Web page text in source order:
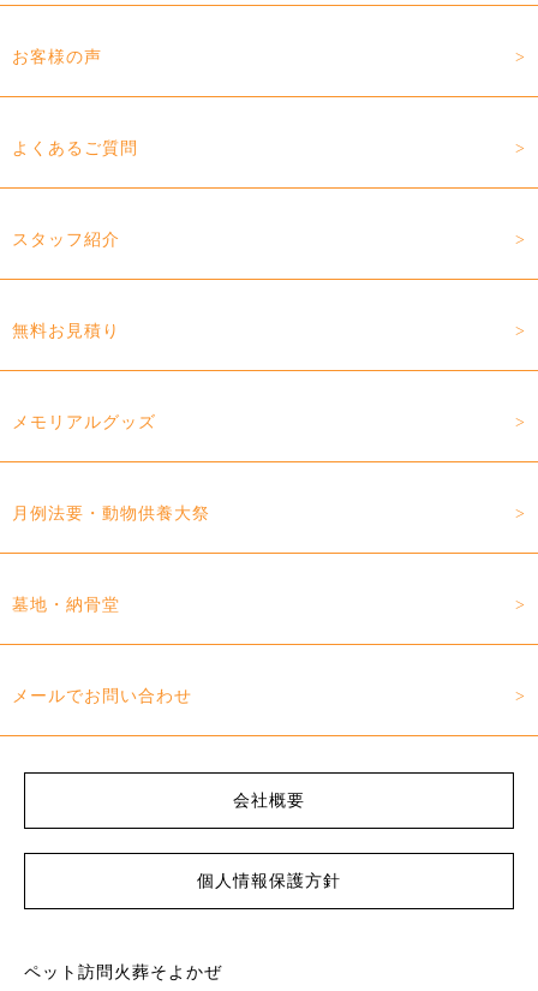
お客様の声
よくあるご質問
スタッフ紹介
無料お見積り
メモリアルグッズ
月例法要・動物供養大祭
墓地・納骨堂
メールでお問い合わせ
会社概要
個人情報保護方針
ペット訪問火葬そよかぜ